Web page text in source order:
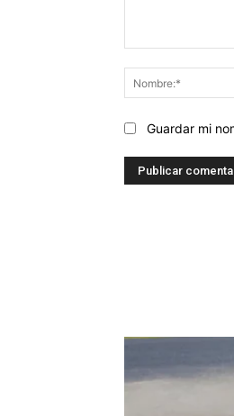
Guardar mi